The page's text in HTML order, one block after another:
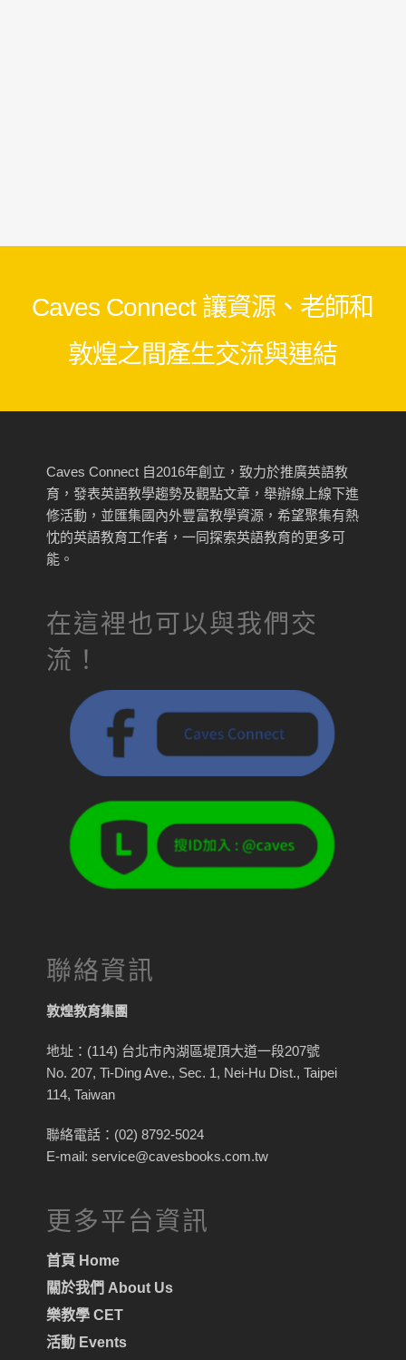
Caves Connect 讓資源、老師和
敦煌之間產生交流與連結
Caves Connect 自2016年創立，致力於推廣英語教
育，發表英語教學趨勢及觀點文章，舉辦線上線下進
修活動，並匯集國內外豐富教學資源，希望聚集有熱
忱的英語教育工作者，一同探索英語教育的更多可
能。
在這裡也可以與我們交
流！
聯絡資訊
敦煌教育集團
地址：(114) 台北市內湖區堤頂大道一段207號
No. 207, Ti-Ding Ave., Sec. 1, Nei-Hu Dist., Taipei
114, Taiwan
聯絡電話：(02) 8792-5024
E-mail: service@cavesbooks.com.tw
更多平台資訊
首頁 Home
關於我們 About Us
樂教學 CET
活動 Events